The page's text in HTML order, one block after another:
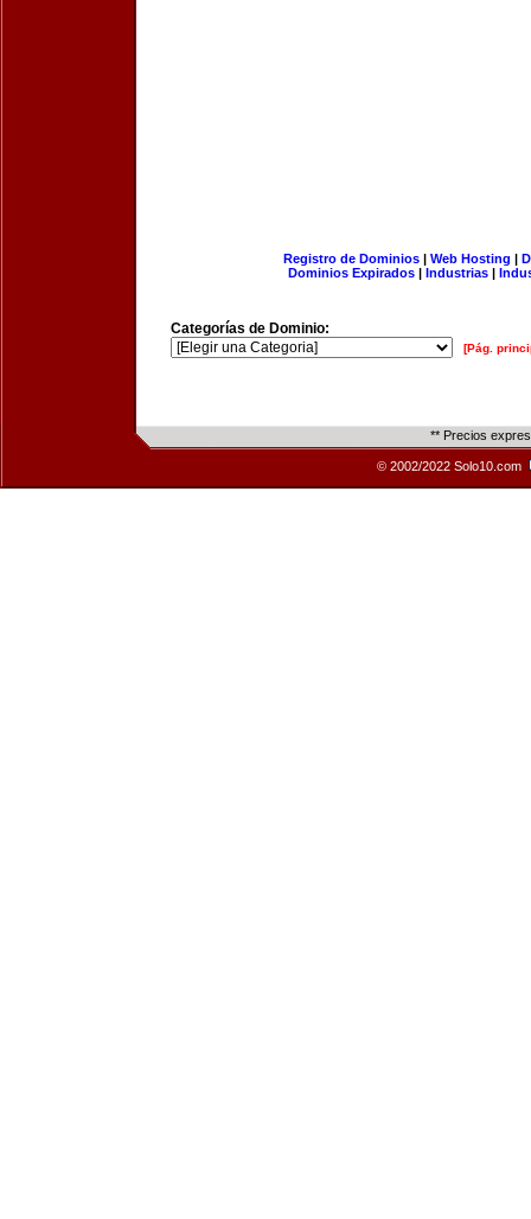
Registro de Dominios| Web Hosting |
Dominios Expirados | Industrias |
Categorías de Dominio:
[Pág.
** Precios
© 2002/2022 Solo10.com